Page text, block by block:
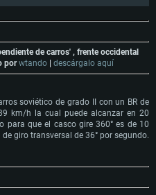
de carros' , frente occidental
porwtando descárgalo aquí
soviético de grado II con un BR de
km/h la cual puede alcanzar en 20
para que el casco gire 360° es de 10
giro transversal de 36° por segundo.